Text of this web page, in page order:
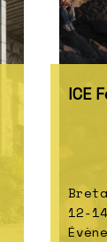
ICE
12-